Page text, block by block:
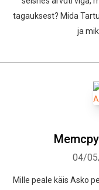
tagauksest? Mida
ja
04/
Mille peale käis Asko